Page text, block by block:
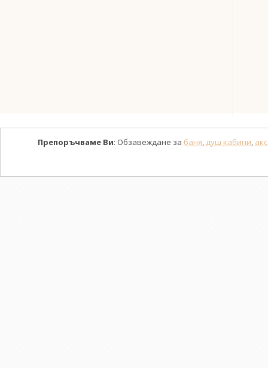
Препоръчваме Ви: Обзавеждане за баня, душ кабини,